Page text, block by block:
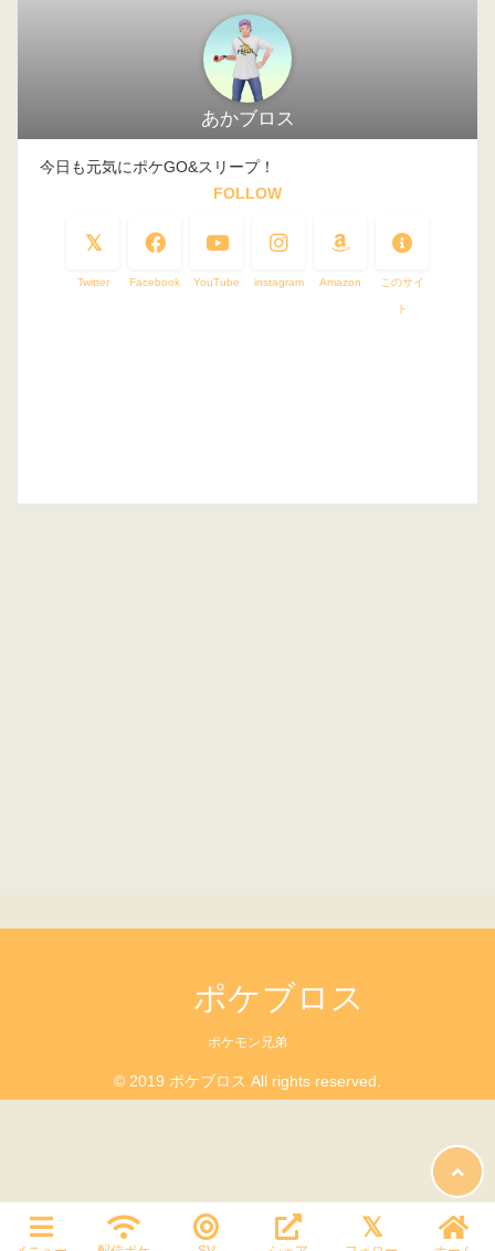
あかブロス
今日も元気にポケGO&スリープ！
FOLLOW
Twitter Facebook YouTube instagram Amazon このサイ
ト
ポケブロス
ポケモン兄弟
© 2019 ポケブロス All rights reserved.